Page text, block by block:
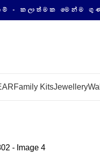
මෙන්ම ගුණාත්මක
Family KitsJewellery